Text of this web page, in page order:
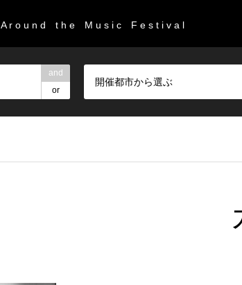
A r o u n d t h e M u s i c F e s t i v a l
and
or
開催都市から選ぶ